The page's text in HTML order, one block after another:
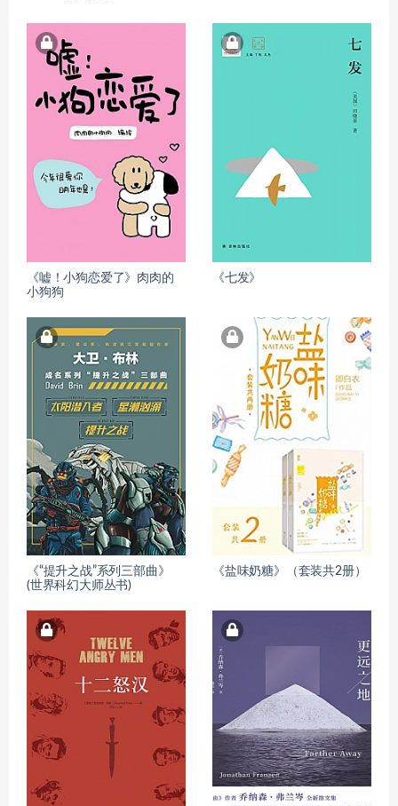
《嘘！小狗恋爱了》肉肉的
小狗狗
《七发》
《“提升之战”系列三部曲》
(世界科幻大师丛书)
《盐味奶糖》（套装共2册）